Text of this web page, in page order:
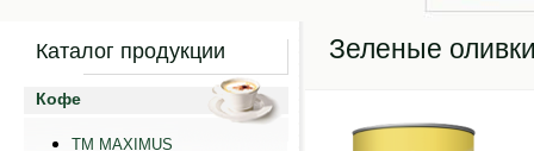
Каталог продукции
Кофе
ТМ MAXIMUS
Зеленые